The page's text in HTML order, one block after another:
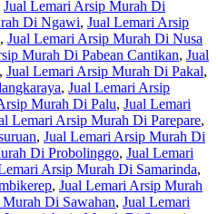
Jual Lemari Arsip Murah Di
Di Ngawi, Jual Lemari Arsip
, Jual Lemari Arsip Murah Di Nusa
Murah Di Pabean Cantikan, Jual
, Jual Lemari Arsip Murah Di Pakal,
, Jual Lemari Arsip
Murah Di Palu, Jual Lemari
Lemari Arsip Murah Di Parepare,
, Jual Lemari Arsip Murah Di
Di Probolinggo, Jual Lemari
Arsip Murah Di Samarinda,
, Jual Lemari Arsip Murah
Di Sawahan, Jual Lemari